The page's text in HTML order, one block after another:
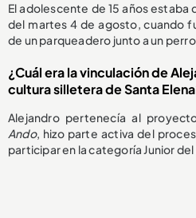
El adolescente de 15 años
del martes 4 de agosto, cuando
de un parqueadero junto a un
¿Cuál era la vinculación de
cultura silletera de Santa
Alejandro pertenecía al
Ando, hizo parte activa del
participar en la categoría Junior